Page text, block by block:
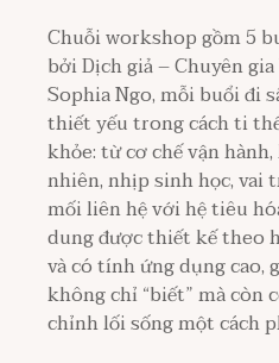
Chuỗi workshop gồm 5
bởi Dịch giả – Chuyên
Sophia Ngo, mỗi buổi đi
thiết yếu trong cách ti
khỏe: từ cơ chế vận
nhiên, nhịp sinh học, vai
mối liên hệ với hệ tiêu
dung được thiết kế theo
và có tính ứng dụng cao,
không chỉ “biết” mà còn
chỉnh lối sống một cách